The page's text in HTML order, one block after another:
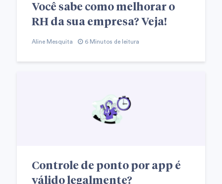
Você sabe como melhorar o
RH da sua empresa? Veja!
Aline Mesquita 6 Minutos de leitura
Controle de ponto por app é
válido legalmente?